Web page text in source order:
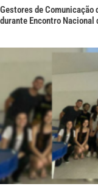
Gestores de
durante Encontro